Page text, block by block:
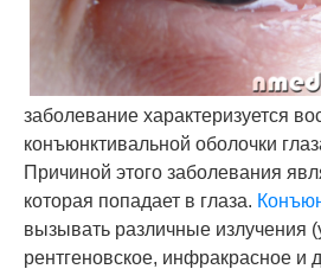
заболевание характеризуется
конъюнктивальной оболочки
Причиной этого заболевания
которая попадает в глаза.
вызывать различные излучения
рентгеновское, инфракрасное и